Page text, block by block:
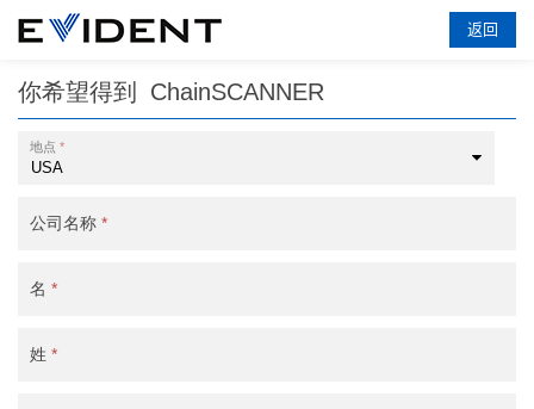
返回
你希望得到 ChainSCANNER
地点 *
公司名称 *
名 *
姓 *